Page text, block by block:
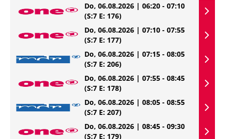
Do, 06.08.2026 | 06:20 - 07:10
(S:7 E: 176)
Do, 06.08.2026 | 07:10 - 07:55
(S:7 E: 177)
Do, 06.08.2026 | 07:15 - 08:05
(S:7 E: 206)
Do, 06.08.2026 | 07:55 - 08:45
(S:7 E: 178)
Do, 06.08.2026 | 08:05 - 08:55
(S:7 E: 207)
Do, 06.08.2026 | 08:45 - 09:30
(S:7 E: 179)